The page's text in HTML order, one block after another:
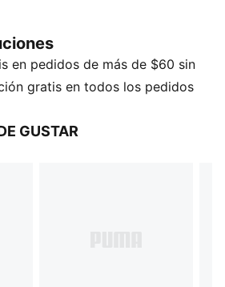
que la sutil marca PUMA le da un
pants le dan un toque
tu día.
BENEFICIOS
al menos un 20 % de
en pedidos de más de $60 sin
gratis en todos los pedidos
GUSTAR